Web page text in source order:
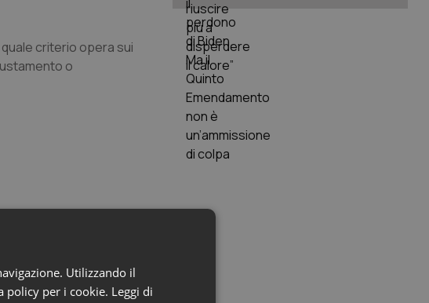
criterio opera sui
o
con
Utilizzando il
policy per i cookie. Leggi di